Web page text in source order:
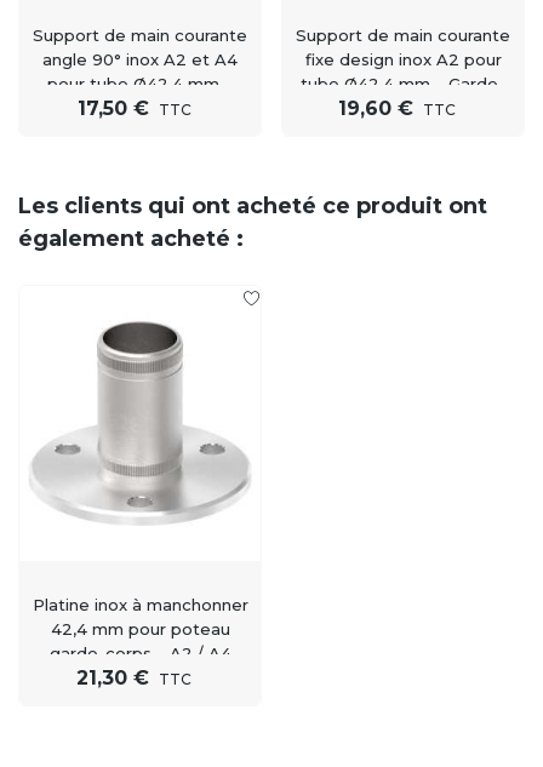
Support de main courante
angle 90° inox A2 et A4
pour tube Ø42,4 mm –
Gamme Signature
17,50 € TTC
Support de main courante
fixe design inox A2 pour
tube Ø42,4 mm – Garde-
corps et balustrade
19,60 € TTC
Les clients qui ont acheté ce produit ont
également acheté :
Platine inox à manchonner
42,4 mm pour poteau
garde-corps – A2 / A4
21,30 € TTC